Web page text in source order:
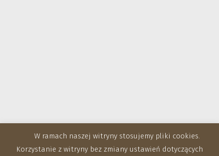
W ramach naszej witryny stosujemy pliki cookies.
Korzystanie z witryny bez zmiany ustawień dotyczących